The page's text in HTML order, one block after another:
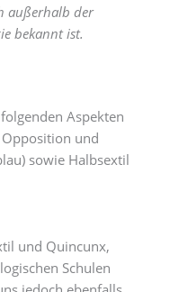
außerhalb der
bekannt ist.
Aspekten
und
sowie Halbsextil
und Quincunx,
Schulen